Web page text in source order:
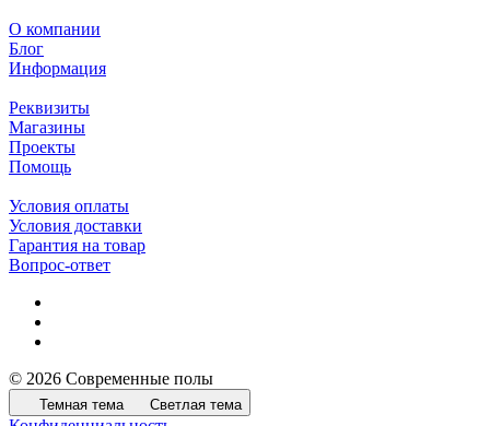
О компании
Блог
Информация
Реквизиты
Магазины
Проекты
Помощь
Условия оплаты
Условия доставки
Гарантия на товар
Вопрос-ответ
© 2026 Современные полы
Темная тема Светлая тема